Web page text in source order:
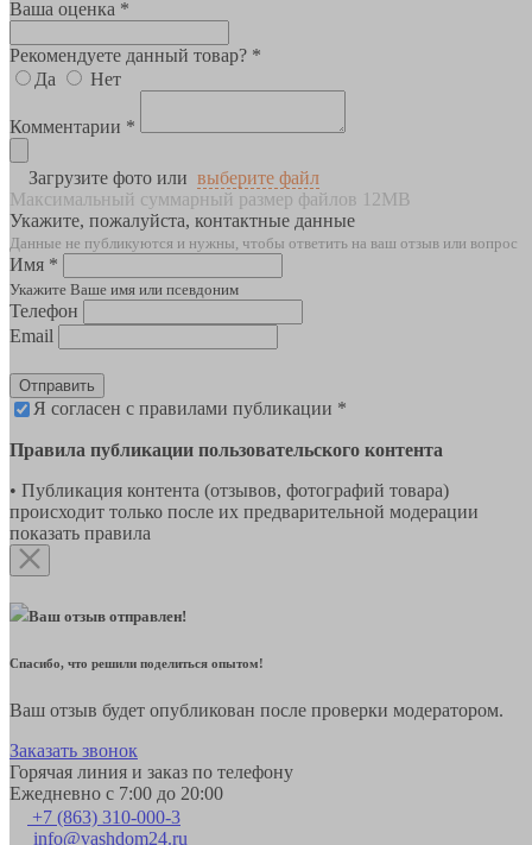
Ваша оценка *
Рекомендуете данный товар? *
Да
Нет
Комментарии *
Загрузите фото или выберите файл
Максимальный суммарный размер файлов 12MB
Укажите, пожалуйста, контактные данные
Данные не публикуются и нужны, чтобы ответить на ваш отзыв или вопрос
Имя *
Укажите Ваше имя или псевдоним
Телефон
Email
Отправить
Я согласен с правилами публикации *
Правила публикации пользовательского контента
• Публикация контента (отзывов, фотографий товара)
происходит только после их предварительной модерации
показать правила
Ваш отзыв отправлен!
Спасибо, что решили поделиться опытом!
Ваш отзыв будет опубликован после проверки модератором.
Заказать звонок
Горячая линия и заказ по телефону
Ежедневно с 7:00 до 20:00
+7 (863) 310-000-3
info@vashdom24.ru